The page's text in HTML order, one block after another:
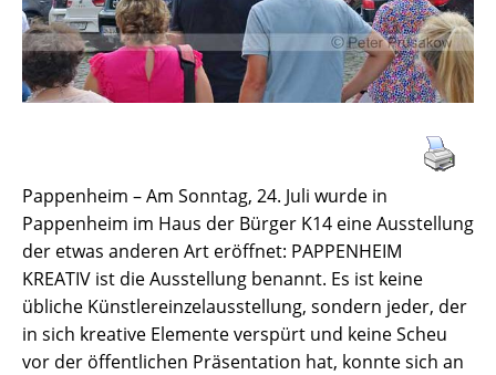
Pappenheim – Am Sonntag, 24. Juli wurde in
Pappenheim im Haus der Bürger K14 eine Ausstellung
der etwas anderen Art eröffnet: PAPPENHEIM
KREATIV ist die Ausstellung benannt. Es ist keine
übliche Künstlereinzelausstellung, sondern jeder, der
in sich kreative Elemente verspürt und keine Scheu
vor der öffentlichen Präsentation hat, konnte sich an